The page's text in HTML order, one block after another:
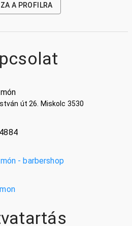
A PROFILRA
út 26. Miskolc 3530
- barbershop